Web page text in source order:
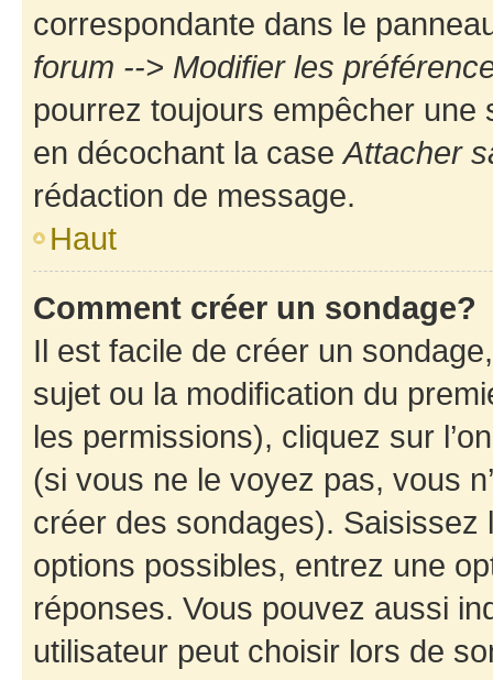
correspondante dans le
forum --> Modifier les
pourrez toujours empêcher une
en décochant la caseAttacher
rédaction de message.
Haut
Comment créer un sondage?
Il est facile de créer un
sujet ou la modification du
les permissions), cliquez sur
(si vous ne le voyez pas, vous
créer des sondages).
options possibles, entrez une
réponses. Vous pouvez aussi
utilisateur peut choisir lors de